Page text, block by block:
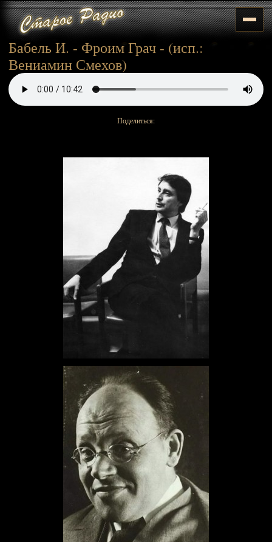
Бабель И. - Фроим Грач - (исп.:
Вениамин Смехов)
Поделиться: